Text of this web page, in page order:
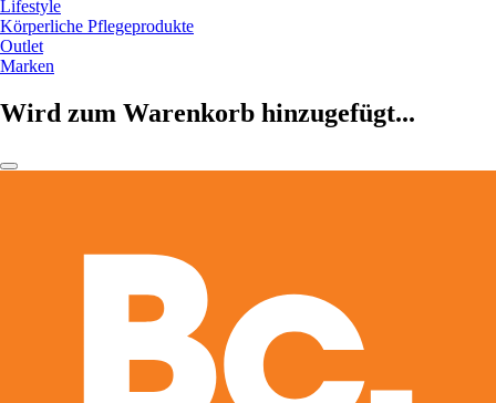
Lifestyle
Körperliche Pflegeprodukte
Outlet
Marken
Wird zum Warenkorb hinzugefügt...